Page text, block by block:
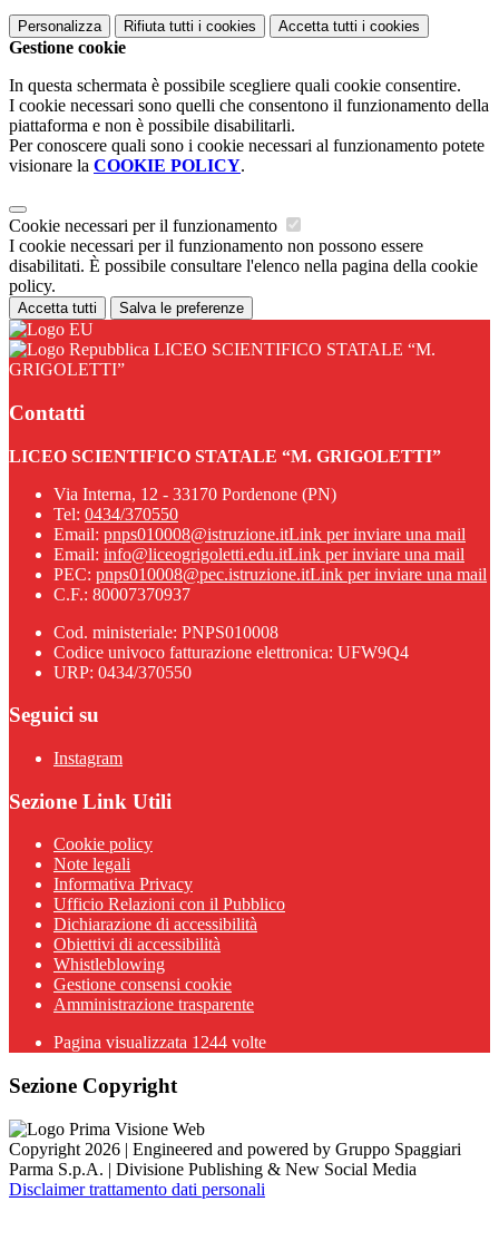
Personalizza Rifiuta tutti i cookies Accetta tutti i cookies
Gestione cookie
In questa schermata è possibile scegliere quali cookie consentire.
I cookie necessari sono quelli che consentono il funzionamento della
piattaforma e non è possibile disabilitarli.
Per conoscere quali sono i cookie necessari al funzionamento potete
visionare la COOKIE POLICY.
Cookie necessari per il funzionamento
I cookie necessari per il funzionamento non possono essere
disabilitati. È possibile consultare l'elenco nella pagina della cookie
policy.
Accetta tutti Salva le preferenze
LICEO SCIENTIFICO STATALE “M.
GRIGOLETTI”
Contatti
LICEO SCIENTIFICO STATALE “M. GRIGOLETTI”
Via Interna, 12 - 33170 Pordenone (PN)
Tel: 0434/370550
Email: pnps010008@istruzione.itLink per inviare una mail
Email: info@liceogrigoletti.edu.itLink per inviare una mail
PEC: pnps010008@pec.istruzione.itLink per inviare una mail
C.F.: 80007370937
Cod. ministeriale: PNPS010008
Codice univoco fatturazione elettronica: UFW9Q4
URP: 0434/370550
Seguici su
Instagram
Sezione Link Utili
Cookie policy
Note legali
Informativa Privacy
Ufficio Relazioni con il Pubblico
Dichiarazione di accessibilità
Obiettivi di accessibilità
Whistleblowing
Gestione consensi cookie
Amministrazione trasparente
Pagina visualizzata 1244 volte
Sezione Copyright
Copyright 2026 | Engineered and powered by Gruppo Spaggiari
Parma S.p.A. | Divisione Publishing & New Social Media
Disclaimer trattamento dati personali